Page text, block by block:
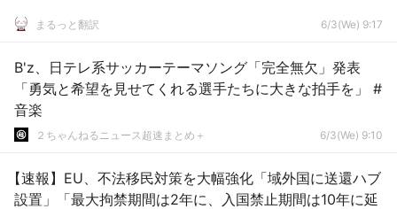
まるっと翻訳 6/3(We) 9:17
B'z、日テレ系サッカーテーマソング「完全無欠」発表
「勇気と希望を見せてくれる選手たちに大きな拍手を」 #
音楽
２ちゃんねるニュース超速まとめ＋ 6/3(We) 9:10
【速報】EU、不法移民対策を大幅強化「域外国に送還ハブ
設置」「最大拘禁期間は2年に、入国禁止期間は10年に延